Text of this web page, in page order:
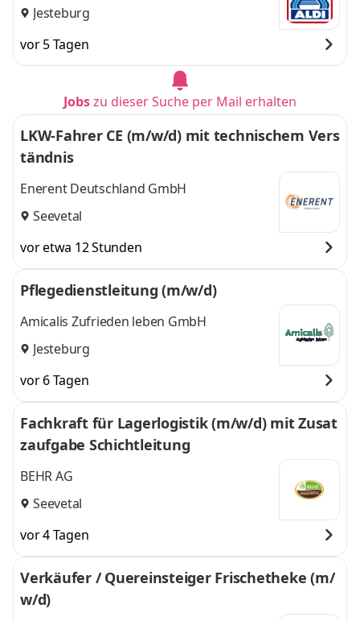
Jesteburg
vor 5 Tagen
Jobszu dieser Suche per Mail erhalten
LKW-Fahrer CE (m/w/d) mit technischem Vers
tändnis
Enerent Deutschland GmbH
Seevetal
vor etwa 12 Stunden
Pflegedienstleitung (m/w/d)
Amicalis Zufrieden leben GmbH
Jesteburg
vor 6 Tagen
Fachkraft für Lagerlogistik (m/w/d) mit Zusat
zaufgabe Schichtleitung
BEHR AG
Seevetal
vor 4 Tagen
Verkäufer / Quereinsteiger Frischetheke (m/
w/d)